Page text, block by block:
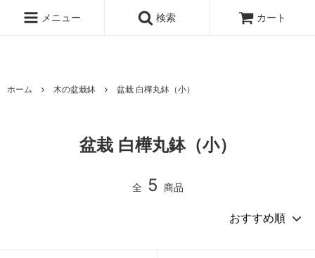
クラフト メニュー 検索 カート
ホーム 木の盆栽鉢 盆栽 白樺丸鉢（小）
盆栽 白樺丸鉢（小）
全 5 商品